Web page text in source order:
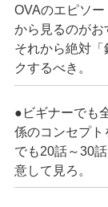
OVAのエピソー
から見るのがお
それから絶対
クするべき。
●ビギナーでも
係のコンセプト
でも20話～30
意して見ろ。